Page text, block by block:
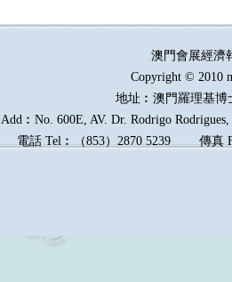
澳門會展經
Copyright © 2010
地址︰澳門羅理基博
Add︰No. 600E, AV. Dr. Rodrigo
電話 Tel︰（853）2870 5239傳真